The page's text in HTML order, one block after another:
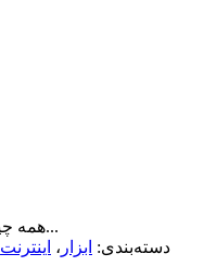
با 1Blocker همه چیز را بلاک و محدود کنید! این...
دسته‌بندی: ابزار ، اینترنت